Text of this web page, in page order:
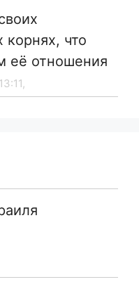
корнях, что
её отношения